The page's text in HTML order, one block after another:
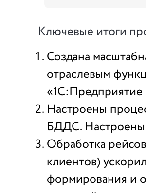
Ключевые итоги
Создана
отраслевым
«1С:Предприятие
Настроены
БДДС. Настроены
Обработка
клиентов)
формирования и